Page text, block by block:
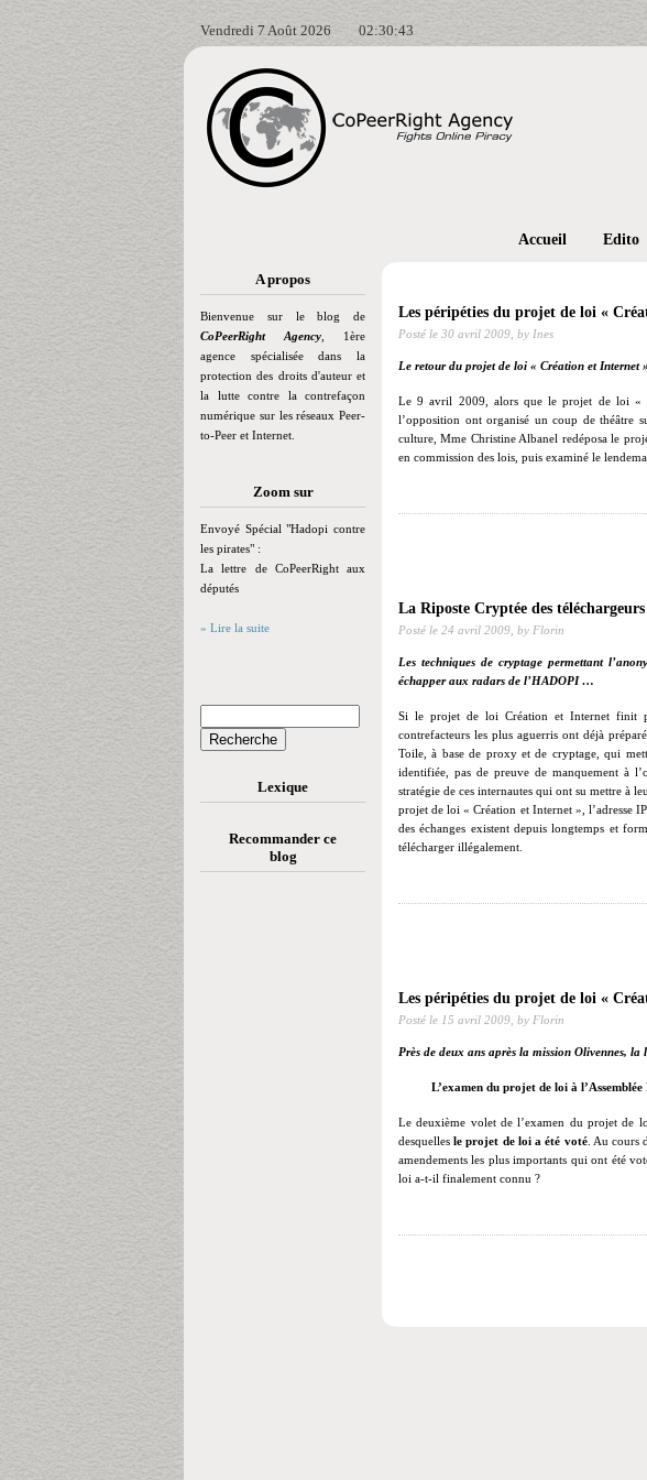
Vendredi 7 Août 2026 02:30:43
A propos
Bienvenue sur le blog de
CoPeerRight Agency , 1ère
agence spécialisée dans la
protection des droits d'auteur et
la lutte contre la contrefaçon
numérique sur les réseaux Peer-
to-Peer et Internet.
Zoom sur
Envoyé Spécial "Hadopi contre
les pirates" :
La lettre de CoPeerRight aux
députés
» Lire la suite
Lexique
Recommander ce
blog
Accueil Edito
Les péripéties du projet de loi «
Posté le 30 avril 2009, by Ines
Le retour du projet de loi « Création et
Le 9 avril 2009, alors que le projet de loi «
l’opposition ont organisé un coup de théâtre
culture, Mme Christine Albanel redéposa le
en commission des lois, puis examiné le
La Riposte Cryptée des téléchargeurs
Posté le 24 avril 2009, by Florin
Les techniques de cryptage permettant
échapper aux radars de l’HADOPI …
Si le projet de loi Création et Internet finit
contrefacteurs les plus aguerris ont déjà
Toile, à base de proxy et de cryptage, qui
identifiée, pas de preuve de manquement à
stratégie de ces internautes qui ont su mettre à
projet de loi « Création et Internet », l’adresse
des échanges existent depuis longtemps et
télécharger illégalement.
Les péripéties du projet de loi «
Posté le 15 avril 2009, by Florin
Près de deux ans après la mission Olivennes,
L’examen du projet de loi à
Le deuxième volet de l’examen du projet de
desquellesle projet de loi a été voté. Au cours
amendements les plus importants qui ont été
loi a-t-il finalement connu ?